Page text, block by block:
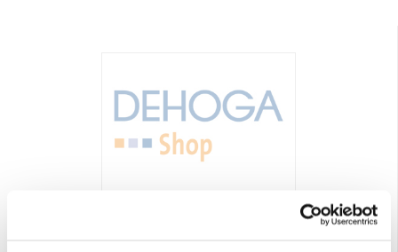
Kegelbahn-Vereinbarung / DEHOGA-Muster